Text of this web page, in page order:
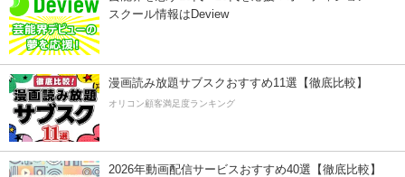
スクール情報はDeview
漫画読み放題サブスクおすすめ11選【徹底比較】
オリコン顧客満足度ランキング
2026年動画配信サービスおすすめ40選【徹底比較】